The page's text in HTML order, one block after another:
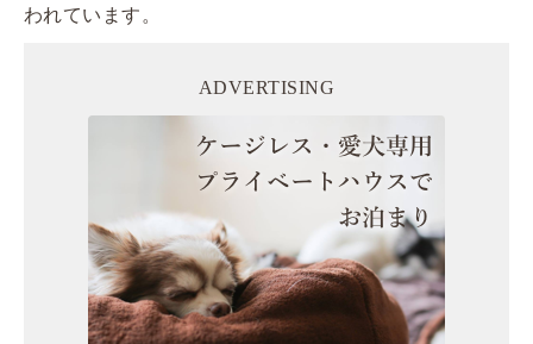
われています。
ADVERTISING